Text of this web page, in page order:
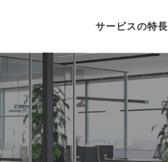
サービスの特長